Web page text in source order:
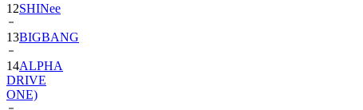
12SHINee
13BIGBANG
14ALPHA
DRIVE
ONE)